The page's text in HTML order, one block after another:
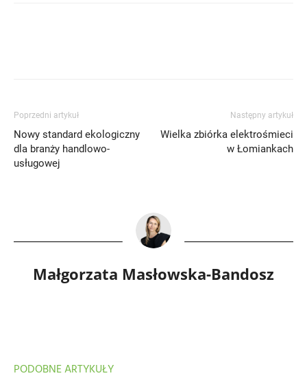
Poprzedni artykuł
Nowy standard ekologiczny
dla branży handlowo-
usługowej
Następny artykuł
Wielka zbiórka elektrośmieci
w Łomiankach
Małgorzata Masłowska-Bandosz
PODOBNE ARTYKUŁY